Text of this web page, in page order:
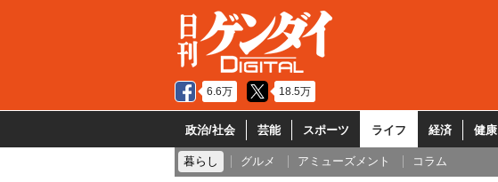
6.6万 18.5万
政治/社会 芸能 スポーツ ライフ 経済 健康
暮らし グルメ アミューズメント コラム